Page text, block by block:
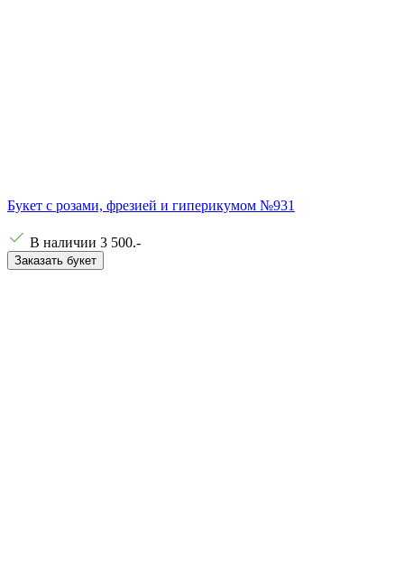
Букет с розами, фрезией и гиперикумом №931
В наличии 3 500.-
Заказать букет